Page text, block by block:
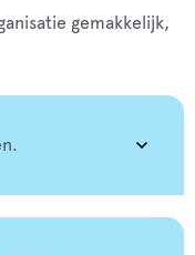
gemakkelijk,